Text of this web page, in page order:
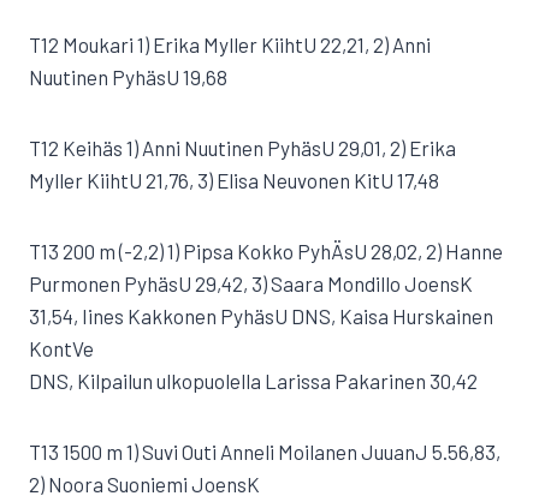
T12 Moukari 1) Erika Myller KiihtU 22,21, 2) Anni
Nuutinen PyhäsU 19,68
T12 Keihäs 1) Anni Nuutinen PyhäsU 29,01, 2) Erika
Myller KiihtU 21,76, 3) Elisa Neuvonen KitU 17,48
T13 200 m (-2,2) 1) Pipsa Kokko PyhÄsU 28,02, 2) Hanne
Purmonen PyhäsU 29,42, 3) Saara Mondillo JoensK
31,54, Iines Kakkonen PyhäsU DNS, Kaisa Hurskainen
KontVe
DNS, Kilpailun ulkopuolella Larissa Pakarinen 30,42
T13 1500 m 1) Suvi Outi Anneli Moilanen JuuanJ 5.56,83,
2) Noora Suoniemi JoensK